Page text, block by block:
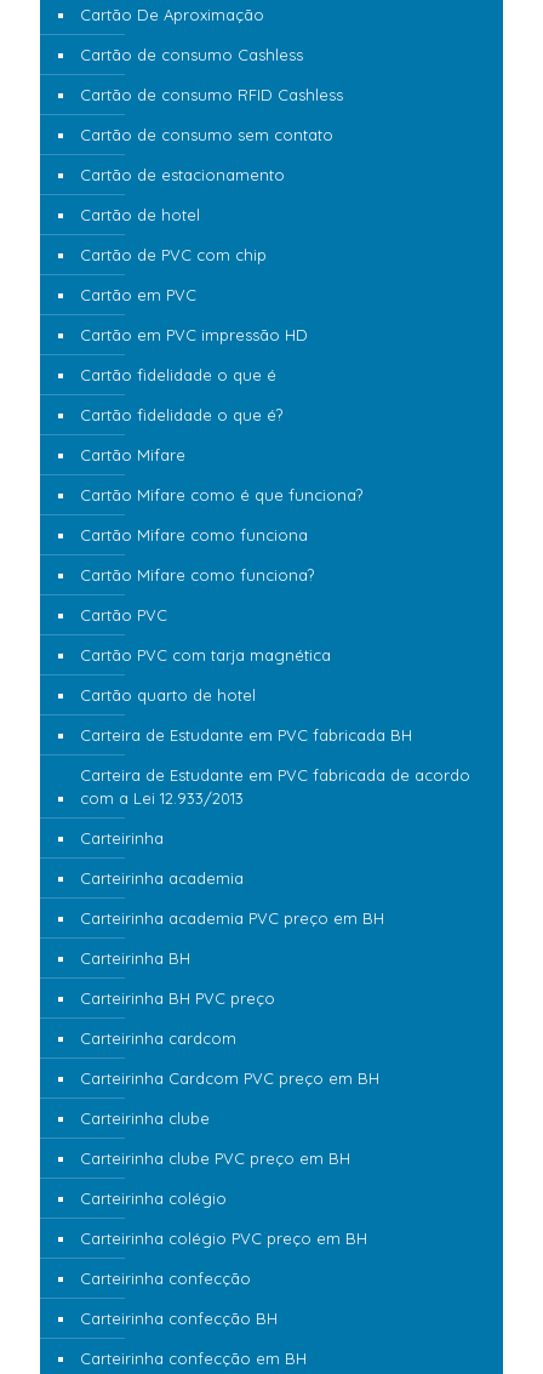
Cartão De Aproximação
Cartão de consumo Cashless
Cartão de consumo RFID Cashless
Cartão de consumo sem contato
Cartão de estacionamento
Cartão de hotel
Cartão de PVC com chip
Cartão em PVC
Cartão em PVC impressão HD
Cartão fidelidade o que é
Cartão fidelidade o que é?
Cartão Mifare
Cartão Mifare como é que funciona?
Cartão Mifare como funciona
Cartão Mifare como funciona?
Cartão PVC
Cartão PVC com tarja magnética
Cartão quarto de hotel
Carteira de Estudante em PVC fabricada BH
Carteira de Estudante em PVC fabricada de acordo
com a Lei 12.933/2013
Carteirinha
Carteirinha academia
Carteirinha academia PVC preço em BH
Carteirinha BH
Carteirinha BH PVC preço
Carteirinha cardcom
Carteirinha Cardcom PVC preço em BH
Carteirinha clube
Carteirinha clube PVC preço em BH
Carteirinha colégio
Carteirinha colégio PVC preço em BH
Carteirinha confecção
Carteirinha confecção BH
Carteirinha confecção em BH